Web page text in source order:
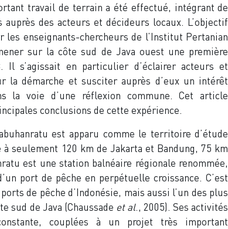
travail de terrain a été effectué, intégrant de
auprès des acteurs et décideurs locaux. L’objectif
les enseignants-chercheurs de l’Institut Pertanian
sur la côte sud de Java ouest une première
Il s’agissait en particulier d’éclairer acteurs et
la démarche et susciter auprès d’eux un intérêt
la voie d’une réflexion commune. Cet article
conclusions de cette expérience.
est apparu comme le territoire d’étude
seulement 120 km de Jakarta et Bandung, 75 km
est une station balnéaire régionale renommée,
port de pêche en perpétuelle croissance. C’est
de pêche d’Indonésie, mais aussi l’un des plus
sud de Java (Chaussade et al., 2005). Ses activités
couplées à un projet très important